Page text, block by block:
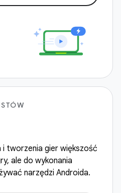
tworzenia gier większość
ale do wykonania
narzędzi Androida.